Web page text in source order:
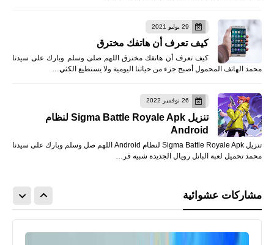
29 يوليو 2021
كيف تعرف أن هاتفك مخترق
كيف تعرف أن هاتفك مخترق اللهم صلى وسلم وبارك على سيدنا
محمد الهاتف المحمول أصبح جزء من حياتنا اليومية ولا يستطيع الكثي…
26 نوفمبر 2022
تنزيل Sigma Battle Royale Apk لنظام
Android
تنزيل Sigma Battle Royale Apk لنظام Android اللهم صل وسلم وبارك على سيدنا
محمد تحميل لعبة الباتل رويال الجديدة شبيه فر…
مشاركات عشوائية